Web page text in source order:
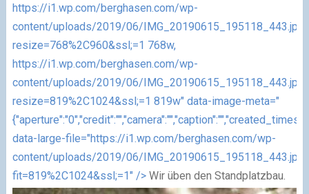
https://i1.wp.com/berghasen.com/wp-
content/uploads/2019/06/IMG_20190615_195118_443.jpg?
resize=768%2C960&ssl;=1 768w,
https://i1.wp.com/berghasen.com/wp-
content/uploads/2019/06/IMG_20190615_195118_443.jpg?
resize=819%2C1024&ssl;=1 819w" data-image-meta="
data-large-file="https://i1.wp.com/berghasen.com/wp-
content/uploads/2019/06/IMG_20190615_195118_443.jpg?
fit=819%2C1024&ssl;=1" />Wir üben den Standplatzbau.